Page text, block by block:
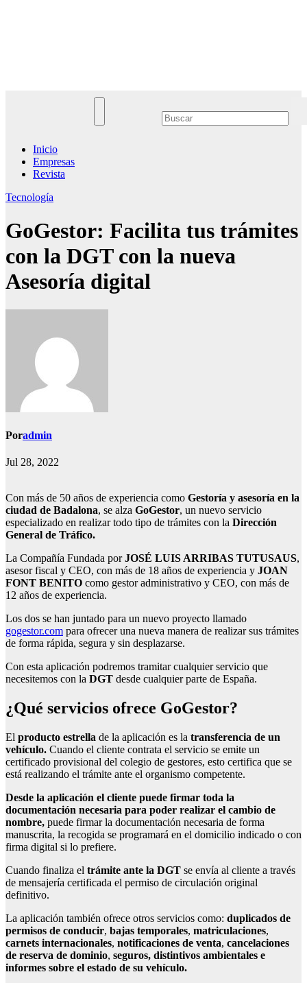
Inicio
Empresas
Revista
Tecnología
GoGestor: Facilita tus trámites
con la DGT con la nueva
Asesoría digital
Poradmin
Jul 28, 2022
Con más de 50 años de experiencia como Gestoría y asesoría en la
ciudad de Badalona, se alza GoGestor, un nuevo servicio
especializado en realizar todo tipo de trámites con la Dirección
General de Tráfico.
La Compañía Fundada porJOSÉ LUIS ARRIBAS TUTUSAUS,
asesor fiscal y CEO, con más de 18 años de experiencia y JOAN
FONT BENITO como gestor administrativo y CEO, con más de
12 años de experiencia.
Los dos se han juntado para un nuevo proyecto llamado
gogestor.com para ofrecer una nueva manera de realizar sus trámites
de forma rápida, segura y sin desplazarse.
Con esta aplicación podremos tramitar cualquier servicio que
necesitemos con la DGT desde cualquier parte de España.
¿Qué servicios ofrece GoGestor?
El producto estrella de la aplicación es la transferencia de un
vehículo. Cuando el cliente contrata el servicio se emite un
certificado provisional del colegio de gestores, esto certifica que se
está realizando el trámite ante el organismo competente.
Desde la aplicación el cliente puede firmar toda la
documentación necesaria para poder realizar el cambio de
nombre, puede firmar la documentación necesaria de forma
manuscrita, la recogida se programará en el domicilio indicado o con
firma digital si lo prefiere.
Cuando finaliza el trámite ante la DGT se envía al cliente a través
de mensajería certificada el permiso de circulación original
definitivo.
La aplicación también ofrece otros servicios como: duplicados de
permisos de conducir, bajas temporales, matriculaciones,
carnets internacionales, notificaciones de venta, cancelaciones
de reserva de dominio, seguros, distintivos ambientales e
informes sobre el estado de su vehículo.